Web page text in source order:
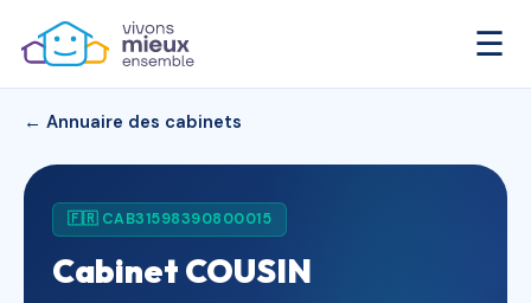
☰
← Annuaire des cabinets
🇫🇷 CAB31598390800015
Cabinet COUSIN